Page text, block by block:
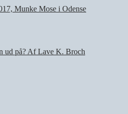
Munke Mose i Odense
ud på? Af Lave K. Broch